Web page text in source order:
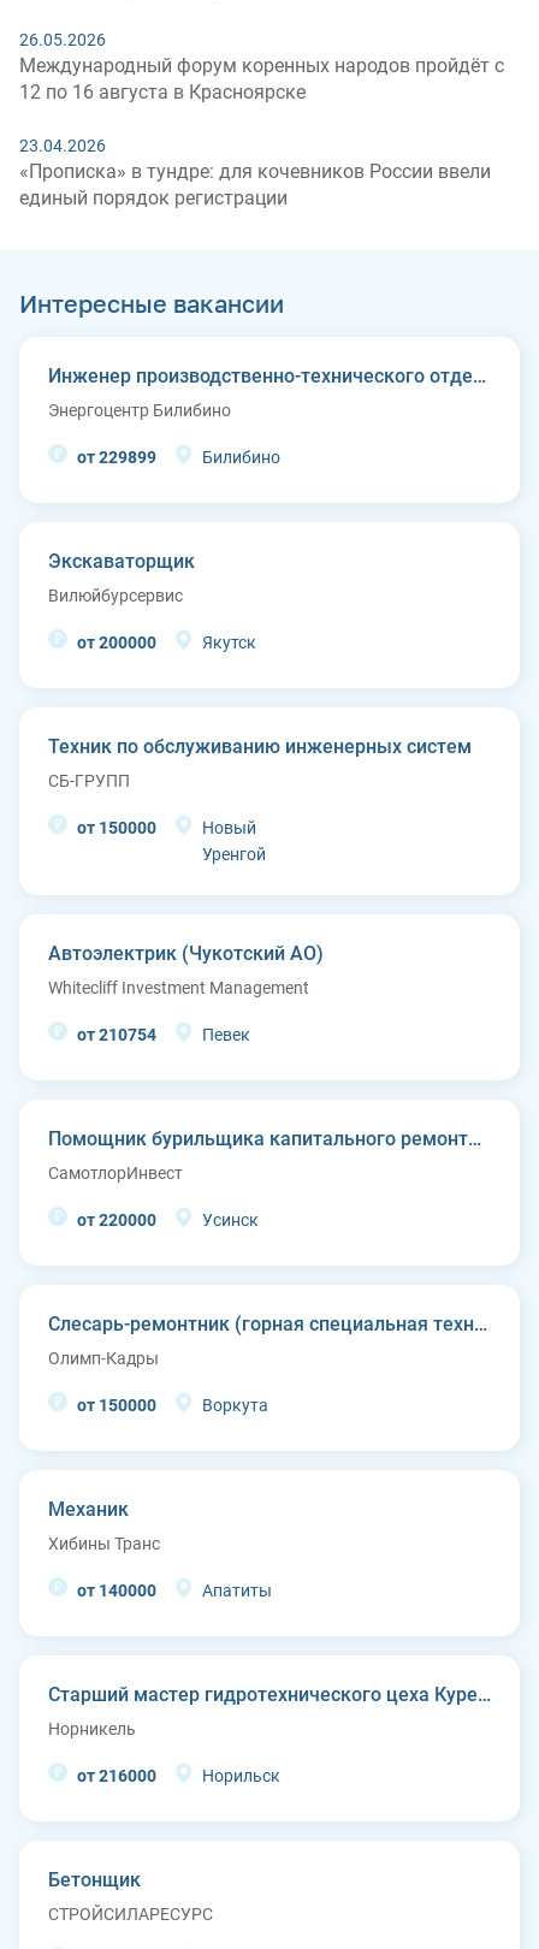
26.05.2026
Международный форум коренных народов пройдёт с
12 по 16 августа в Красноярске
23.04.2026
«Прописка» в тундре: для кочевников России ввели
единый порядок регистрации
Интересные вакансии
Инженер производственно-технического отдела
Энергоцентр Билибино
от 229899 Билибино
Экскаваторщик
Вилюйбурсервис
от 200000 Якутск
Техник по обслуживанию инженерных систем
СБ-ГРУПП
от 150000
Новый
Уренгой
Автоэлектрик (Чукотский АО)
Whitecliff Investment Management
от 210754 Певек
Помощник бурильщика капитального ремонта скважин (КРС)
СамотлорИнвест
от 220000 Усинск
Слесарь-ремонтник (горная специальная техника)
Олимп-Кадры
от 150000 Воркута
Механик
Хибины Транс
от 140000 Апатиты
Старший мастер гидротехнического цеха Курейской ГЭС (п. Светлогорск)
Норникель
от 216000 Норильск
Бетонщик
СТРОЙСИЛАРЕСУРС